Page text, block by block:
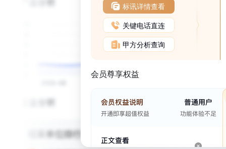
标讯详情查看
关键电话直连
甲方分析查询
会员尊享权益